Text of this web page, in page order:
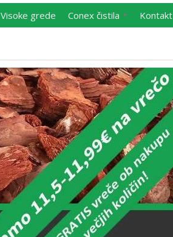
Visoke grede Conex čistila Kontakt